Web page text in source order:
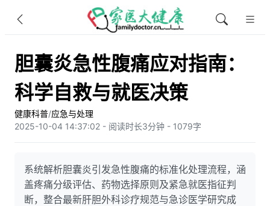
胆囊炎急性腹痛应对指南：
科学自救与就医决策
健康科普/应急与处理
2025-10-04 14:37:02 - 阅读时长3分钟 - 1079字
系统解析胆囊炎引发急性腹痛的标准化处理流程，涵
盖疼痛分级评估、药物选择原则及紧急就医指征判
断，整合最新肝胆外科诊疗规范与急诊医学研究成